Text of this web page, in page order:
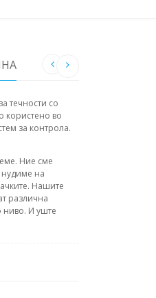
течности со
користено во
за контрола.
Ние сме
на
Нашите
различна
ниво. И уште